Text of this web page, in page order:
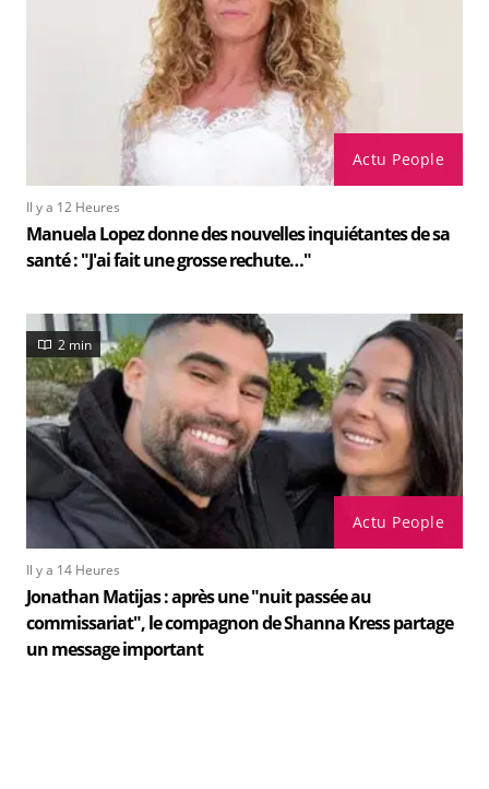
Actu People
Il y a 12 Heures
Manuela Lopez donne des nouvelles inquiétantes de sa
santé : "J'ai fait une grosse rechute…"
Actu People
2 min
Il y a 14 Heures
Jonathan Matijas : après une "nuit passée au
commissariat", le compagnon de Shanna Kress partage
un message important